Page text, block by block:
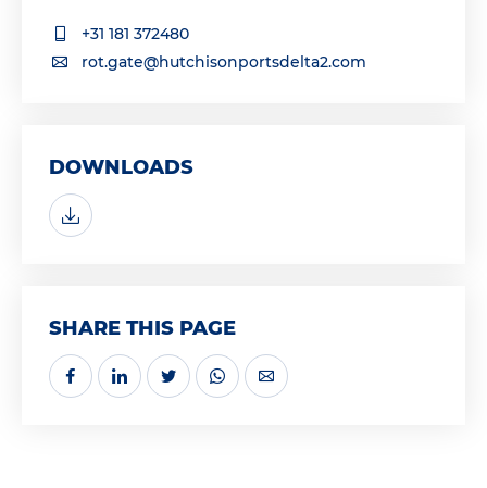
+31 181 372480
rot.gate@hutchisonportsdelta2.com
DOWNLOADS
SHARE THIS PAGE